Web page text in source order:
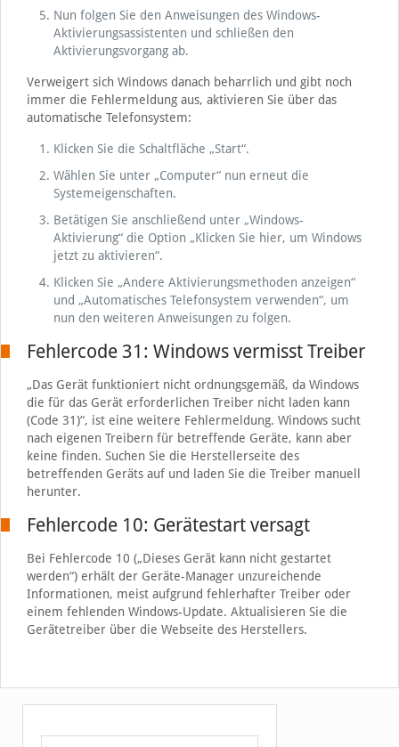
Nun folgen Sie den Anweisungen des Windows-
Aktivierungsassistenten und schließen den
Aktivierungsvorgang ab.
Verweigert sich Windows danach beharrlich und gibt noch
immer die Fehlermeldung aus, aktivieren Sie über das
automatische Telefonsystem:
Klicken Sie die Schaltfläche „Start“.
Wählen Sie unter „Computer“ nun erneut die
Systemeigenschaften.
Betätigen Sie anschließend unter „Windows-
Aktivierung“ die Option „Klicken Sie hier, um Windows
jetzt zu aktivieren“.
Klicken Sie „Andere Aktivierungsmethoden anzeigen“
und „Automatisches Telefonsystem verwenden“, um
nun den weiteren Anweisungen zu folgen.
Fehlercode 31: Windows vermisst Treiber
„Das Gerät funktioniert nicht ordnungsgemäß, da Windows
die für das Gerät erforderlichen Treiber nicht laden kann
(Code 31)“, ist eine weitere Fehlermeldung. Windows sucht
nach eigenen Treibern für betreffende Geräte, kann aber
keine finden. Suchen Sie die Herstellerseite des
betreffenden Geräts auf und laden Sie die Treiber manuell
herunter.
Fehlercode 10: Gerätestart versagt
Bei Fehlercode 10 („Dieses Gerät kann nicht gestartet
werden“) erhält der Geräte-Manager unzureichende
Informationen, meist aufgrund fehlerhafter Treiber oder
einem fehlenden Windows-Update. Aktualisieren Sie die
Gerätetreiber über die Webseite des Herstellers.